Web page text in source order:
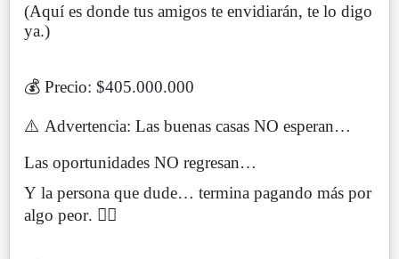
(Aquí es donde tus amigos te envidiarán, te lo digo
ya.)
💰 Precio: $405.000.000
⚠️ Advertencia: Las buenas casas NO esperan…
Las oportunidades NO regresan…
Y la persona que dude… termina pagando más por
algo peor. 🤷‍♂️